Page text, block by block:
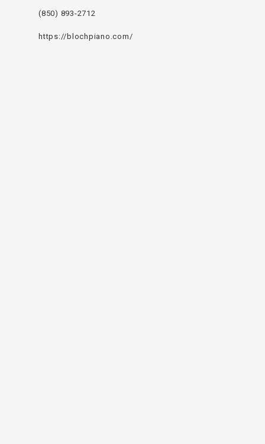
(850) 893-2712
https://blochpiano.com/